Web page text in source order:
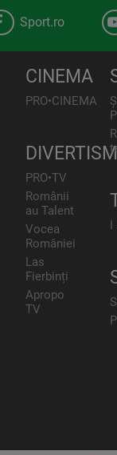
Sport.ro
CINEMA
PRO•CINEMA
PRO•TV
Românii
au Talent
Vocea
României
Las
Fierbinți
Apropo
TV
I